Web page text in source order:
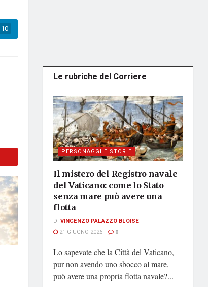
10
Le rubriche del Corriere
PERSONAGGI E STORIE
Il mistero del Registro navale
del Vaticano: come lo Stato
senza mare può avere una
flotta
DI VINCENZO PALAZZO BLOISE
21 GIUGNO 2026
0
Lo sapevate che la Città del Vaticano,
pur non avendo uno sbocco al mare,
può avere una propria flotta navale?...